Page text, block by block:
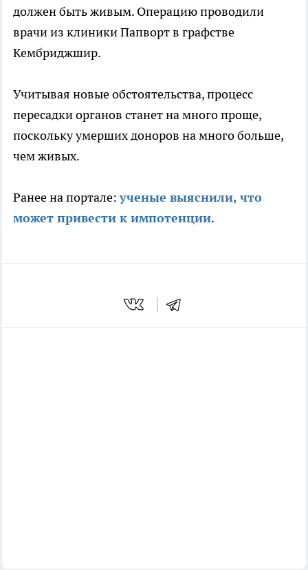
должен быть живым. Операцию проводили
врачи из клиники Папворт в графстве
Кембриджшир.
Учитывая новые обстоятельства, процесс
пересадки органов станет на много проще,
поскольку умерших доноров на много больше,
чем живых.
Ранее на портале:ученые выяснили, что
может привести к импотенции.